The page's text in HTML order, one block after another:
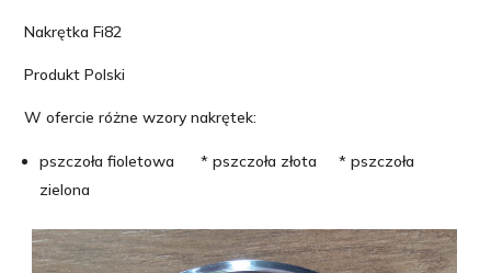
Nakrętka Fi82
Produkt Polski
W ofercie różne wzory nakrętek:
pszczoła fioletowa * pszczoła złota * pszczoła
zielona